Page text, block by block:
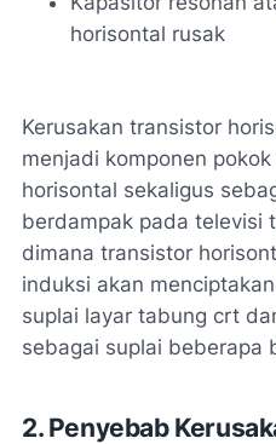
horisontal rusak
Kerusakan transistor
menjadi komponen
horisontal sekaligus
berdampak pada televisi
dimana transistor
induksi akan
suplai layar tabung crt
sebagai suplai beberapa
2. Penyebab